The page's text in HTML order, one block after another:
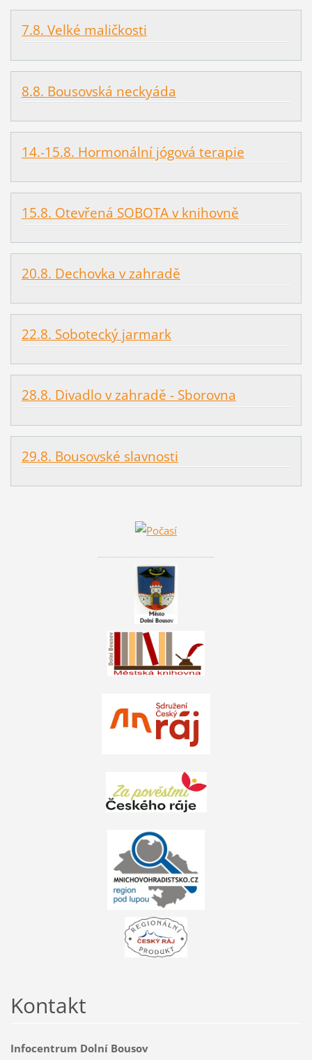
7.8. Velké maličkosti
8.8. Bousovská neckyáda
14.-15.8. Hormonální jógová terapie
15.8. Otevřená SOBOTA v knihovně
20.8. Dechovka v zahradě
22.8. Sobotecký jarmark
28.8. Divadlo v zahradě - Sborovna
29.8. Bousovské slavnosti
Kontakt
Infocentrum Dolní Bousov